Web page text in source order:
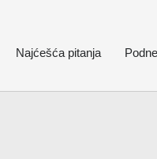
Najćešća pitanja